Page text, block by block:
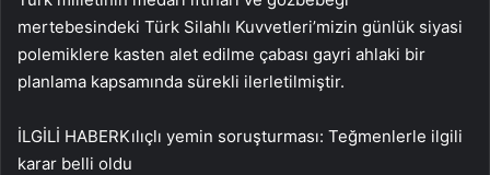
mertebesindeki Türk Silahlı Kuvvetleri’mizin günlük siyasi
polemiklere kasten alet edilme çabası gayri ahlaki bir
planlama kapsamında sürekli ilerletilmiştir.
İLGİLİ HABERKılıçlı yemin soruşturması: Teğmenlerle ilgili
karar belli oldu